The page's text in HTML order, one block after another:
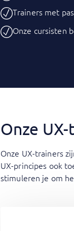
Trainers met
Onze cursisten
Onze
Onze UX-trainers
UX-principes ook
stimuleren je om